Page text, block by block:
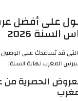
على أفضل
2026
قد تساعدك على
المغرب نهاية السنة:
الحصرية من